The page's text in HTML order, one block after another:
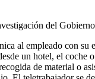
del
al empleado con su
un hotel, el coche
de material o